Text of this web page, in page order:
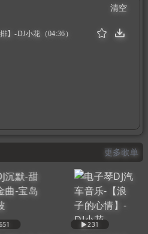
清空
】-DJ小花（04:36）
更多歌单
231